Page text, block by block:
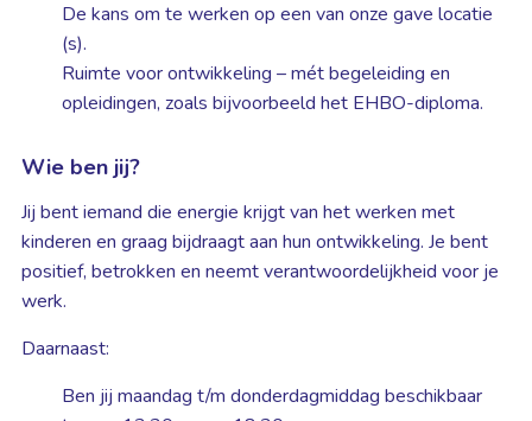
De kans om te werken op een van onze gave locatie
(s).
Ruimte voor ontwikkeling – mét begeleiding en
opleidingen, zoals bijvoorbeeld het EHBO-diploma.
Wie ben jij?
Jij bent iemand die energie krijgt van het werken met
kinderen en graag bijdraagt aan hun ontwikkeling. Je bent
positief, betrokken en neemt verantwoordelijkheid voor je
werk.
Daarnaast:
Ben jij maandag t/m donderdagmiddag beschikbaar